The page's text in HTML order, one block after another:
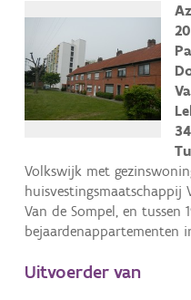
Volkswijk met
Van de Sompel, en tussen
bejaardenappartementen
Uitvoerder van